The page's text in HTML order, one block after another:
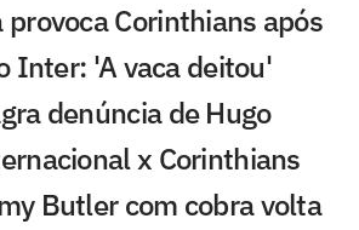
Corinthians após
Inter: 'A vaca deitou'
denúncia de Hugo
x Corinthians
Butler com cobra volta